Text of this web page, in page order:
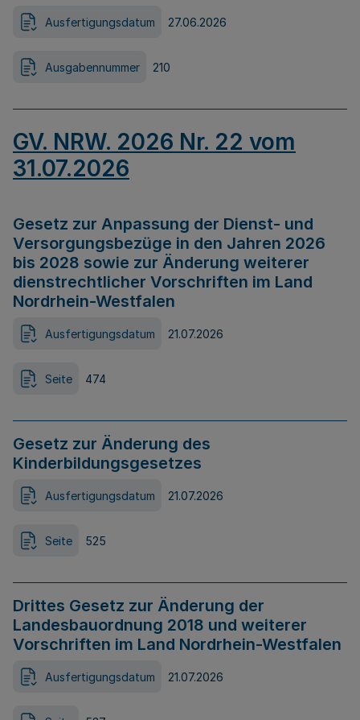
Ausfertigungsdatum 27.06.2026
Ausgabennummer 210
GV. NRW. 2026 Nr. 22 vom
31.07.2026
Gesetz zur Anpassung der Dienst- und
Versorgungsbezüge in den Jahren 2026
bis 2028 sowie zur Änderung weiterer
dienstrechtlicher Vorschriften im Land
Nordrhein-Westfalen
Ausfertigungsdatum 21.07.2026
Seite 474
Gesetz zur Änderung des
Kinderbildungsgesetzes
Ausfertigungsdatum 21.07.2026
Seite 525
Drittes Gesetz zur Änderung der
Landesbauordnung 2018 und weiterer
Vorschriften im Land Nordrhein-Westfalen
Ausfertigungsdatum 21.07.2026